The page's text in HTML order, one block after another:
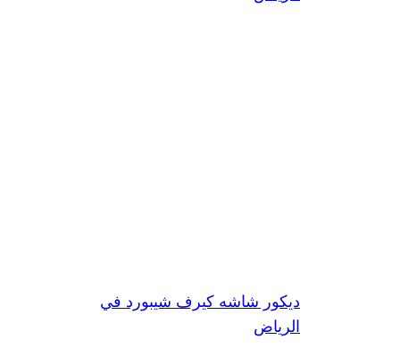
ديكور شاشه كيرف شيبورد في
الرياض